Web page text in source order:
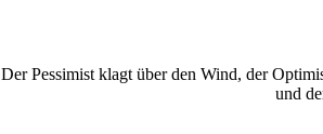
Der Pessimist klagt über den Wind, der
und